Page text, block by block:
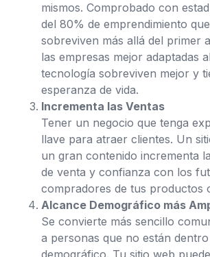
mismos. Comprobado con
del 80% de emprendimiento
sobreviven más allá del primer
las empresas mejor adaptadas
tecnología sobreviven mejor y
esperanza de vida.
Incrementa las Ventas
Tener un negocio que tenga
llave para atraer clientes. Un
un gran contenido incrementa
de venta y confianza con los
compradores de tus productos
Alcance Demográfico más
Se convierte más sencillo
a personas que no están
demográfico. Tu sitio web